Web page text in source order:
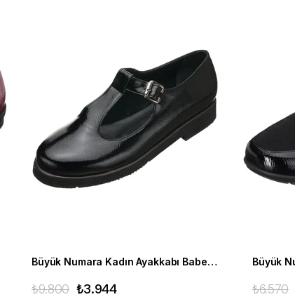
Büyük Numara Kadın Ayakkabı Babet MYG2002 siyah R
₺3.944
₺9.800 ₺6.570